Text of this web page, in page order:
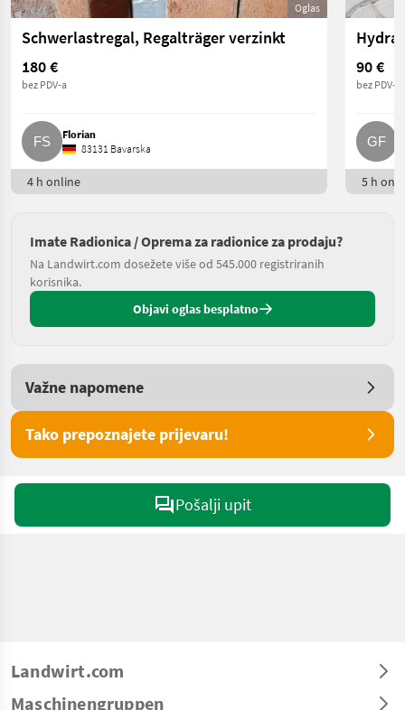
Oglas
Schwerlastregal, Regalträger verzinkt
180 €
bez PDV-a
Florian
83131 Bavarska
4 h online
90 €
bez PDV-a
5 h
Imate Radionica / Oprema za radionice za prodaju?
Na Landwirt.com dosežete više od 545.000 registriranih
korisnika.
Objavi oglas besplatno
Važne napomene
Tako prepoznajete prijevaru!
Pošalji upit
Landwirt.com
Maschinengruppen